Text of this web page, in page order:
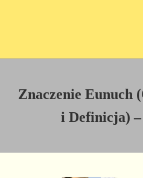
Znaczenie Eunuch
i Definicja)